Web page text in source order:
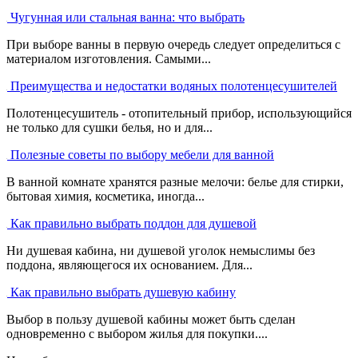
Чугунная или стальная ванна: что выбрать
При выборе ванны в первую очередь следует определиться с
материалом изготовления. Самыми...
Преимущества и недостатки водяных полотенцесушителей
Полотенцесушитель - отопительный прибор, использующийся
не только для сушки белья, но и для...
Полезные советы по выбору мебели для ванной
В ванной комнате хранятся разные мелочи: белье для стирки,
бытовая химия, косметика, иногда...
Как правильно выбрать поддон для душевой
Ни душевая кабина, ни душевой уголок немыслимы без
поддона, являющегося их основанием. Для...
Как правильно выбрать душевую кабину
Выбор в пользу душевой кабины может быть сделан
одновременно с выбором жилья для покупки....